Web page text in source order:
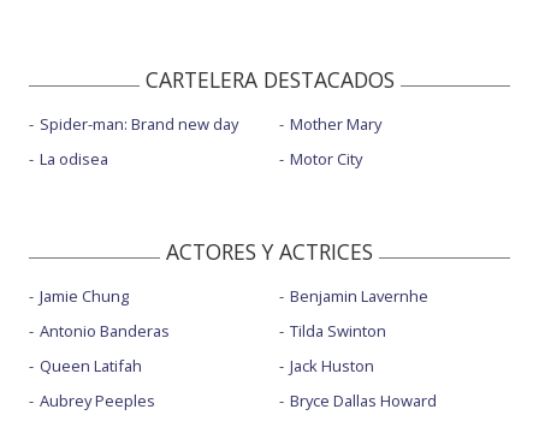
CARTELERA DESTACADOS
Spider-man: Brand new day
La odisea
Mother Mary
Motor City
ACTORES Y ACTRICES
Jamie Chung
Antonio Banderas
Queen Latifah
Aubrey Peeples
Benjamin Lavernhe
Tilda Swinton
Jack Huston
Bryce Dallas Howard